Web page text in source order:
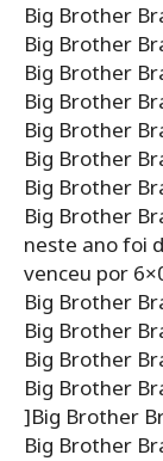
Big Brother
Big Brother
Big Brother
Big Brother
Big Brother
Big Brother
Big Brother
Big Brother
neste ano foi
venceu por
Big Brother
Big Brother
Big Brother
Big Brother
]Big Brother
Big Brother